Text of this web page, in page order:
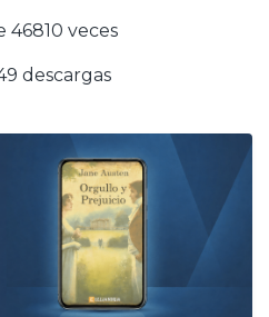
46810 veces
descargas